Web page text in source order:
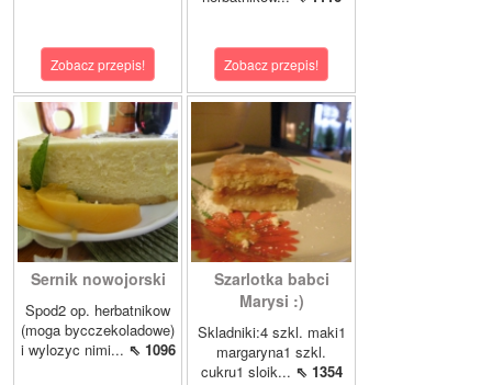
Zobacz przepis! Zobacz przepis!
Sernik nowojorski
Spod2 op. herbatnikow
(moga bycczekoladowe)
i wylozyc nimi... ⇖ 1096
Szarlotka babci
Marysi :)
Skladniki:4 szkl. maki1
margaryna1 szkl.
cukru1 sloik... ⇖ 1354